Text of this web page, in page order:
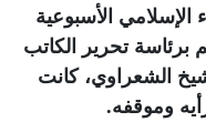
الأسبوعية
برئاسة تحرير الكاتب
الشعراوي، كانت
وموقفه.